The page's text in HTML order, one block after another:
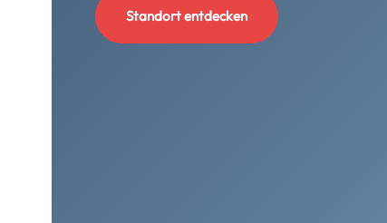
Standort entdecken